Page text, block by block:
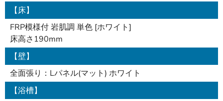
【床】
FRP模様付 岩肌調 単色 [ホワイト]
床高さ190mm
【壁】
全面張り：Lパネル(マット) ホワイト
【浴槽】